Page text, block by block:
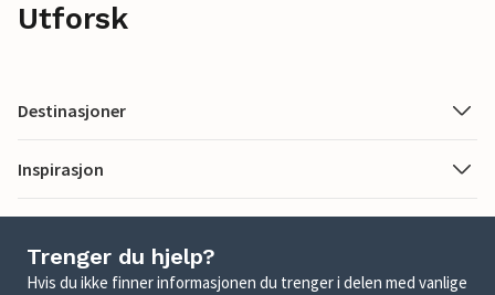
Utforsk
Destinasjoner
Inspirasjon
Trenger du hjelp?
Hvis du ikke finner informasjonen du trenger i delen med vanlige